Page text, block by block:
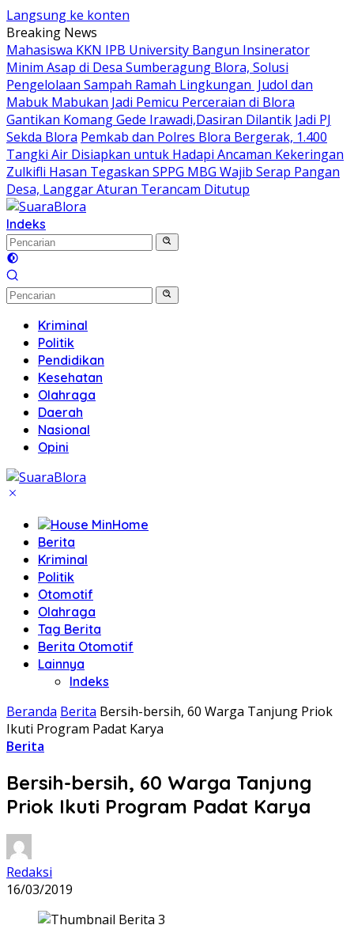
Langsung ke konten
Breaking News
Mahasiswa KKN IPB University Bangun Insinerator
Minim Asap di Desa Sumberagung Blora, Solusi
Pengelolaan Sampah Ramah Lingkungan ‎ Judol dan
Mabuk Mabukan Jadi Pemicu Perceraian di Blora
Gantikan Komang Gede Irawadi,Dasiran Dilantik Jadi PJ
Sekda Blora Pemkab dan Polres Blora Bergerak, 1.400
Tangki Air Disiapkan untuk Hadapi Ancaman Kekeringan
Zulkifli Hasan Tegaskan SPPG MBG Wajib Serap Pangan
Desa, Langgar Aturan Terancam Ditutup
Indeks
Kriminal
Politik
Pendidikan
Kesehatan
Olahraga
Daerah
Nasional
Opini
Home
Berita
Kriminal
Politik
Otomotif
Olahraga
Tag Berita
Berita Otomotif
Lainnya
Indeks
Beranda Berita Bersih-bersih, 60 Warga Tanjung Priok
Ikuti Program Padat Karya
Berita
Bersih-bersih, 60 Warga Tanjung
Priok Ikuti Program Padat Karya
Redaksi
16/03/2019